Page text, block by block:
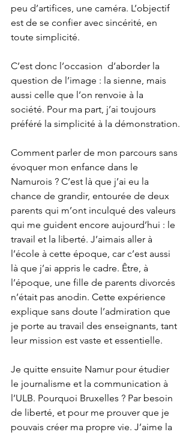
peu d’artifices, une caméra. L’objectif
est de se confier avec sincérité, en
toute simplicité.
C’est donc l’occasion  d’aborder la
question de l’image : la sienne, mais
aussi celle que l’on renvoie à la
société. Pour ma part, j’ai toujours
préféré la simplicité à la démonstration.
Comment parler de mon parcours sans
évoquer mon enfance dans le
Namurois ? C’est là que j’ai eu la
chance de grandir, entourée de deux
parents qui m’ont inculqué des valeurs
qui me guident encore aujourd’hui : le
travail et la liberté. J’aimais aller à
l’école à cette époque, car c’est aussi
là que j’ai appris le cadre. Être, à
l’époque, une fille de parents divorcés
n’était pas anodin. Cette expérience
explique sans doute l’admiration que
je porte au travail des enseignants, tant
leur mission est vaste et essentielle.
Je quitte ensuite Namur pour étudier
le journalisme et la communication à
l’ULB. Pourquoi Bruxelles ? Par besoin
de liberté, et pour me prouver que je
pouvais créer ma propre vie. J’aime la